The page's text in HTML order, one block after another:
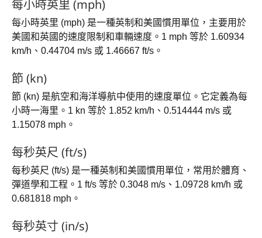
每小時英里 (mph)
每小時英里 (mph) 是一種英制和美國慣用單位，主要用於
美國和英國的速度限制和車輛速度。1 mph 等於 1.60934
km/h、0.44704 m/s 或 1.46667 ft/s。
節 (kn)
節 (kn) 是航空和海洋導航中使用的速度單位。它定義為每
小時一海里。1 kn 等於 1.852 km/h、0.514444 m/s 或
1.15078 mph。
每秒英尺 (ft/s)
每秒英尺 (ft/s) 是一種英制和美國慣用單位，常用於體育、
彈道學和工程。1 ft/s 等於 0.3048 m/s、1.09728 km/h 或
0.681818 mph。
每秒英寸 (in/s)